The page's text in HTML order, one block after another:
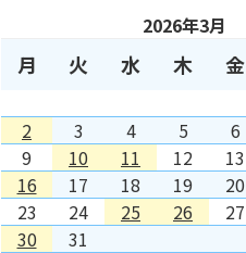
2026年3月
月 火 水 木 金
2
3 4 5 6
9
10 11 12 13
16
17 18 19 20
23
24 25 26 27
30
31